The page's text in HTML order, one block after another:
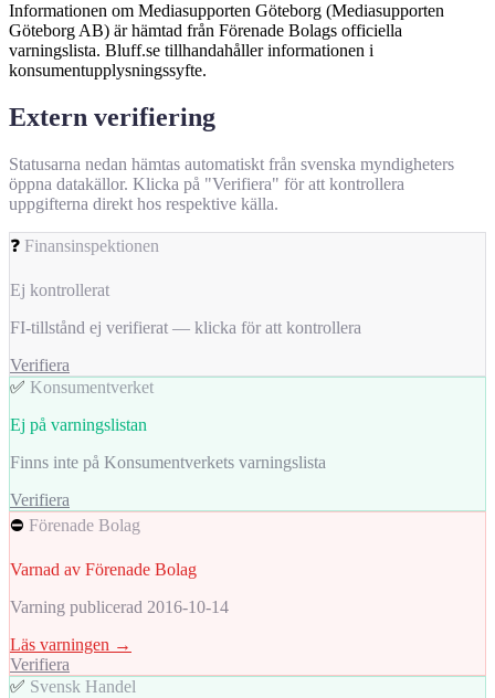
Informationen om Mediasupporten Göteborg (Mediasupporten
Göteborg AB) är hämtad från Förenade Bolags officiella
varningslista. Bluff.se tillhandahåller informationen i
konsumentupplysningssyfte.
Extern verifiering
Statusarna nedan hämtas automatiskt från svenska myndigheters
öppna datakällor. Klicka på "Verifiera" för att kontrollera
uppgifterna direkt hos respektive källa.
❓ Finansinspektionen
Ej kontrollerat
FI-tillstånd ej verifierat — klicka för att kontrollera
Verifiera
✅ Konsumentverket
Ej på varningslistan
Finns inte på Konsumentverkets varningslista
Verifiera
⛔ Förenade Bolag
Varnad av Förenade Bolag
Varning publicerad 2016-10-14
Läs varningen →
Verifiera
✅ Svensk Handel